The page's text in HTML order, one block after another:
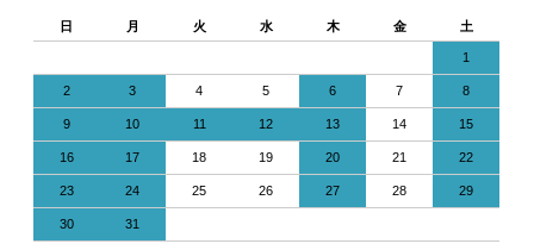
日 月 火 水 木 金 土
1
2 3 4 5 6 7 8
9 10 11 12 13 14 15
16 17 18 19 20 21 22
23 24 25 26 27 28 29
30 31